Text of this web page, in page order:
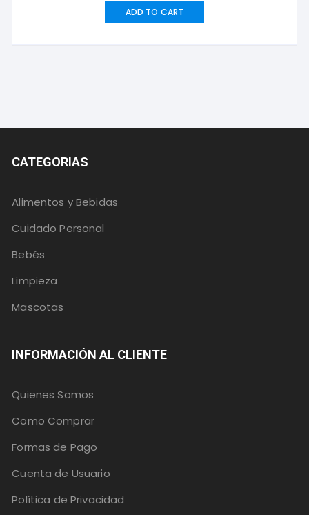
ADD TO CART
CATEGORIAS
Alimentos y Bebidas
Cuidado Personal
Bebés
Limpieza
Mascotas
INFORMACIÓN AL CLIENTE
Quienes Somos
Como Comprar
Formas de Pago
Cuenta de Usuario
Política de Privacidad